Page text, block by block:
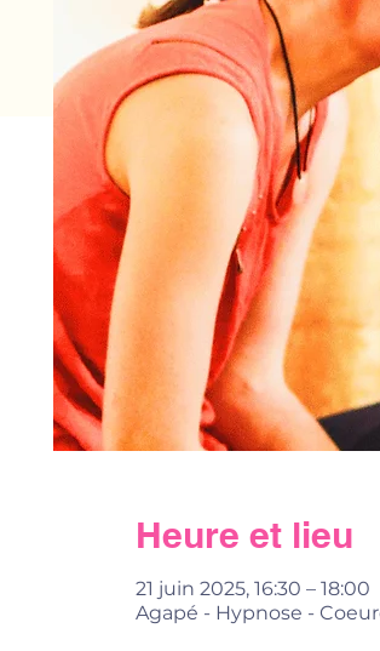
Heure et lieu
21 juin 2025, 16:30 – 18:00
Agapé - Hypnose -